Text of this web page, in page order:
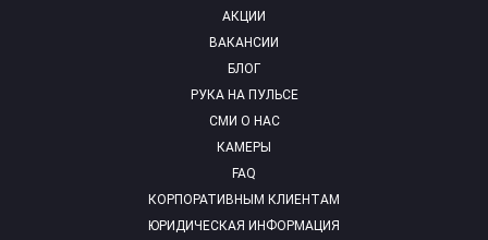
АКЦИИ
ВАКАНСИИ
БЛОГ
РУКА НА ПУЛЬСЕ
СМИ О НАС
КАМЕРЫ
FAQ
КОРПОРАТИВНЫМ КЛИЕНТАМ
ЮРИДИЧЕСКАЯ ИНФОРМАЦИЯ